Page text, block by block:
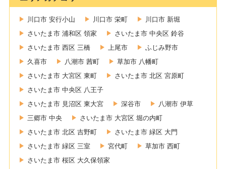
川口市 安行小山 川口市 栄町
川口市 新堀
さいたま市 浦和区 領家
さいたま市 中央区 鈴谷
さいたま市 西区 三橋
上尾市
ふじみ野市
久喜市
八潮市 茜町
草加市 八幡町
さいたま市 大宮区 東町
さいたま市 北区 宮原町
さいたま市 中央区 八王子
さいたま市 見沼区 東大宮
深谷市
八潮市 伊草
三郷市 中央
さいたま市 大宮区 堀の内町
さいたま市 北区 吉野町
さいたま市 緑区 大門
さいたま市 緑区 三室
宮代町
草加市 西町
さいたま市 桜区 大久保領家